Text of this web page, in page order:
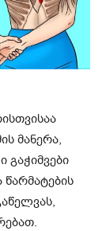
მანერა,
გაჭიმვები